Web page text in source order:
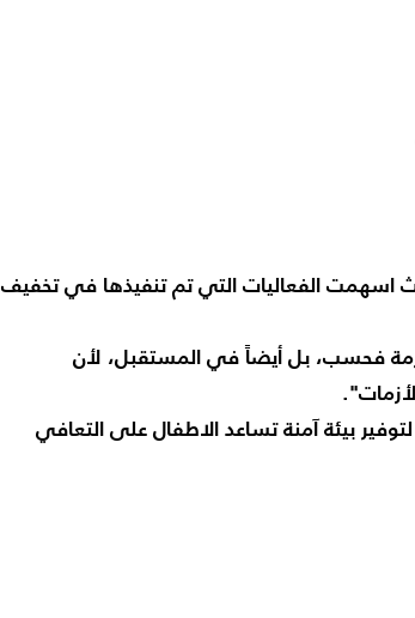
اسهمت الفعاليات التي تم تنفيذها في تخفيف
فحسب، بل أيضاً في المستقبل، لأن
بيئة آمنة تساعد الاطفال على التعافي